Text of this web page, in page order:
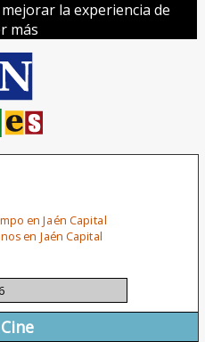
la experiencia de
más